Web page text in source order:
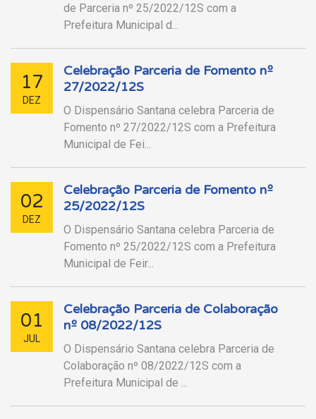
de Parceria nº 25/2022/12S com a
Prefeitura Municipal d...
17
DEZ
Celebração Parceria de Fomento nº
27/2022/12S
O Dispensário Santana celebra Parceria de
Fomento nº 27/2022/12S com a Prefeitura
Municipal de Fei...
02
DEZ
Celebração Parceria de Fomento nº
25/2022/12S
O Dispensário Santana celebra Parceria de
Fomento nº 25/2022/12S com a Prefeitura
Municipal de Feir...
01
JUL
Celebração Parceria de Colaboração
nº 08/2022/12S
O Dispensário Santana celebra Parceria de
Colaboração nº 08/2022/12S com a
Prefeitura Municipal de ...